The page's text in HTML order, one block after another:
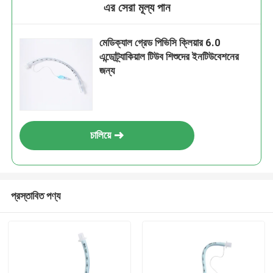
এর সেরা মূল্য পান
মেডিক্যাল গ্রেড পিভিসি ক্লিয়ার 6.0
এন্ডোট্র্যাকিয়াল টিউব শিশুদের ইনটিউবেশনের
জন্য
চালিয়ে
প্রস্তাবিত পণ্য